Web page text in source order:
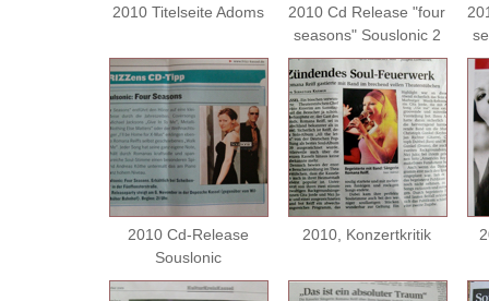
2010 Titelseite Adoms
2010 Cd Release "four
seasons" Souslonic 2
2010 Cd-Release
Souslonic
2010, Konzertkritik